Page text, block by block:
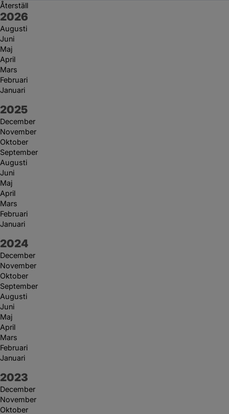
Återställ
År:
2026
Augusti
Juni
Maj
April
Mars
Februari
Januari
År:
2025
December
November
Oktober
September
Augusti
Juni
Maj
April
Mars
Februari
Januari
År:
2024
December
November
Oktober
September
Augusti
Juni
Maj
April
Mars
Februari
Januari
År:
2023
December
November
Oktober